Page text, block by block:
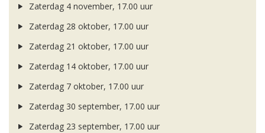
Zaterdag 4 november, 17.00 uur
Zaterdag 28 oktober, 17.00 uur
Zaterdag 21 oktober, 17.00 uur
Zaterdag 14 oktober, 17.00 uur
Zaterdag 7 oktober, 17.00 uur
Zaterdag 30 september, 17.00 uur
Zaterdag 23 september, 17.00 uur